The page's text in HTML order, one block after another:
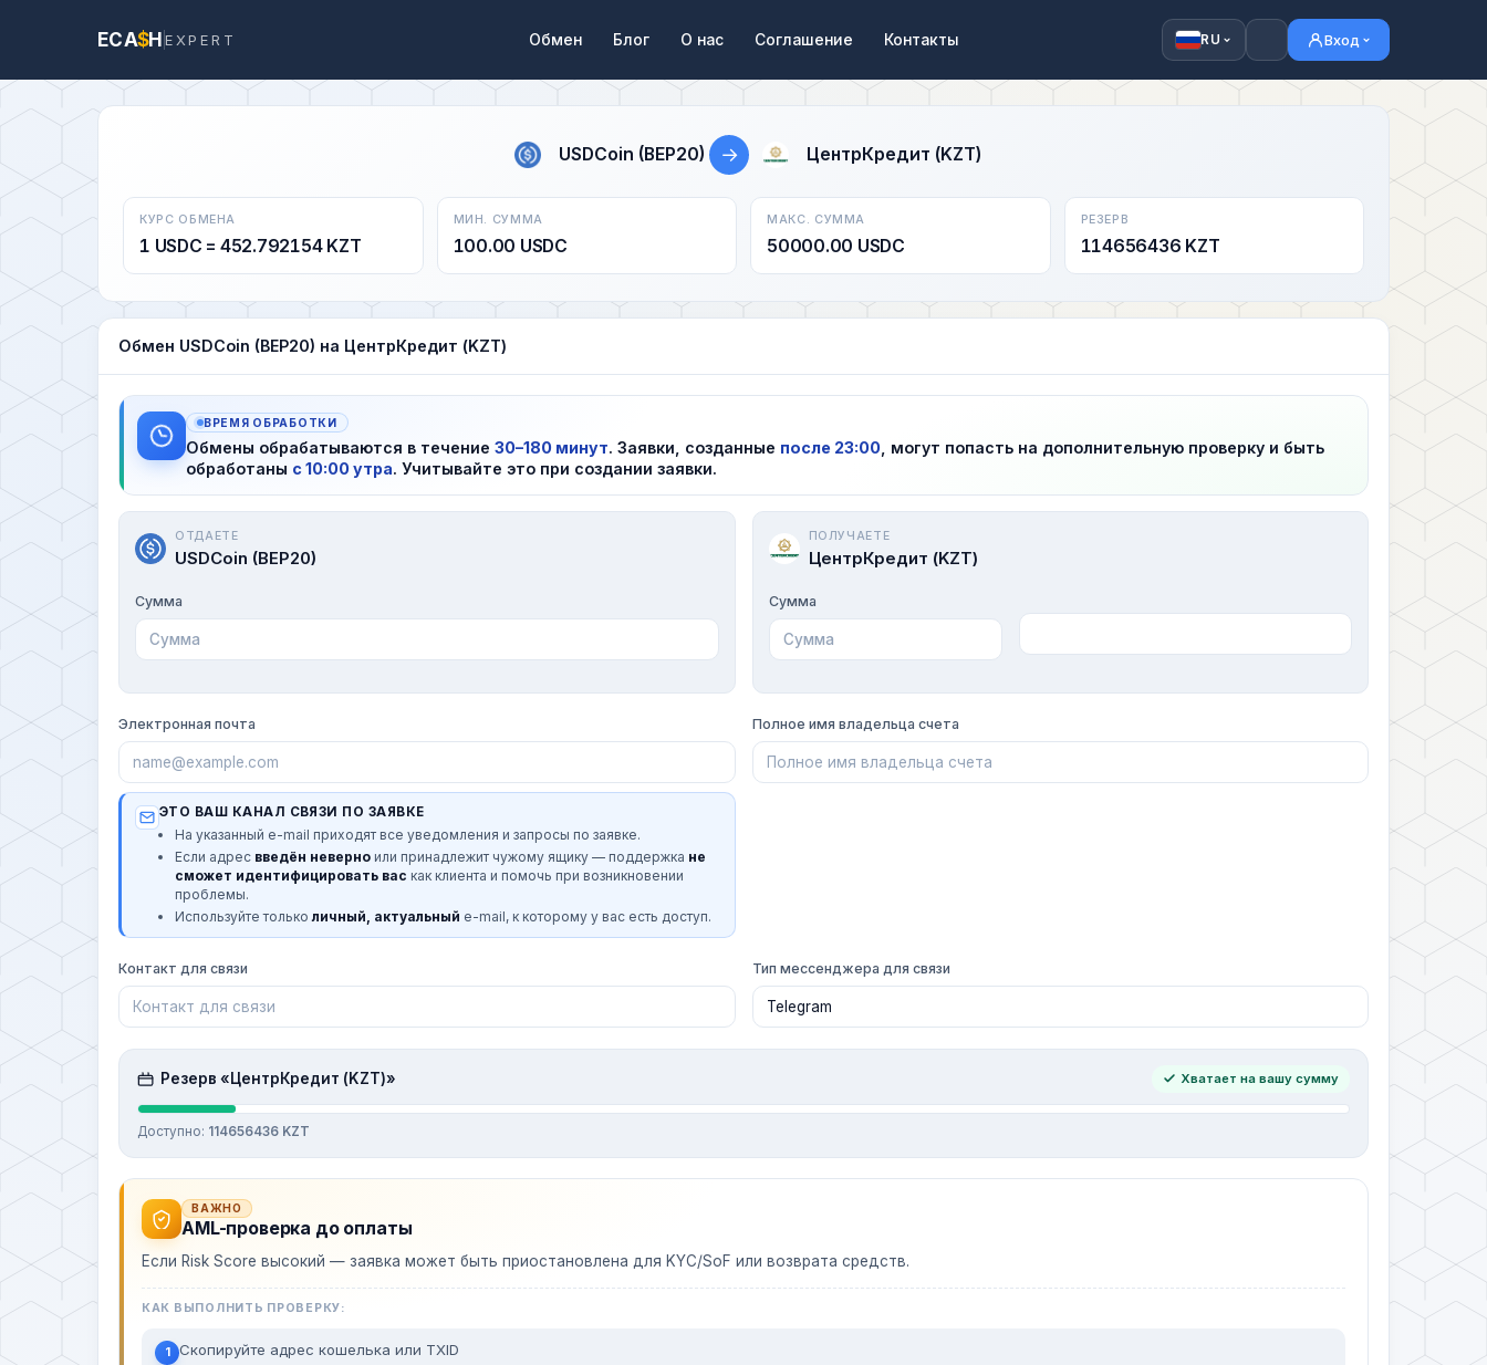
ECA$HEXPERT Обмен Блог О нас Соглашение Контакты RU Вход
USDCoin (BEP20) → ЦентрКредит (KZT)
КУРС ОБМЕНА
1 USDC = 452.792154 KZT
МИН. СУММА
100.00 USDC
МАКС. СУММА
50000.00 USDC
РЕЗЕРВ
114656436 KZT
Обмен USDCoin (BEP20) на ЦентрКредит (KZT)
ВРЕМЯ ОБРАБОТКИ
Обмены обрабатываются в течение 30–180 минут. Заявки, созданные после 23:00 , могут попасть на дополнительную проверку и быть
обработаны с 10:00 утра. Учитывайте это при создании заявки.
ОТДАЕТЕ
USDCoin (BEP20)
Сумма
ПОЛУЧАЕТЕ
ЦентрКредит (KZT)
Сумма
Электронная почта
ЭТО ВАШ КАНАЛ СВЯЗИ ПО ЗАЯВКЕ
На указанный e-mail приходят все уведомления и запросы по заявке.
Если адрес введён неверно или принадлежит чужому ящику — поддержка не
сможет идентифицировать вас как клиента и помочь при возникновении
проблемы.
Используйте только личный, актуальный e-mail, к которому у вас есть доступ.
Полное имя владельца счета
Контакт для связи Тип мессенджера для связи
Резерв «ЦентрКредит (KZT)» Хватает на вашу сумму
Доступно: 114656436 KZT
ВАЖНО
AML-проверка до оплаты
Если Risk Score высокий — заявка может быть приостановлена для KYC/SoF или возврата средств.
КАК ВЫПОЛНИТЬ ПРОВЕРКУ:
1 Скопируйте адрес кошелька или TXID